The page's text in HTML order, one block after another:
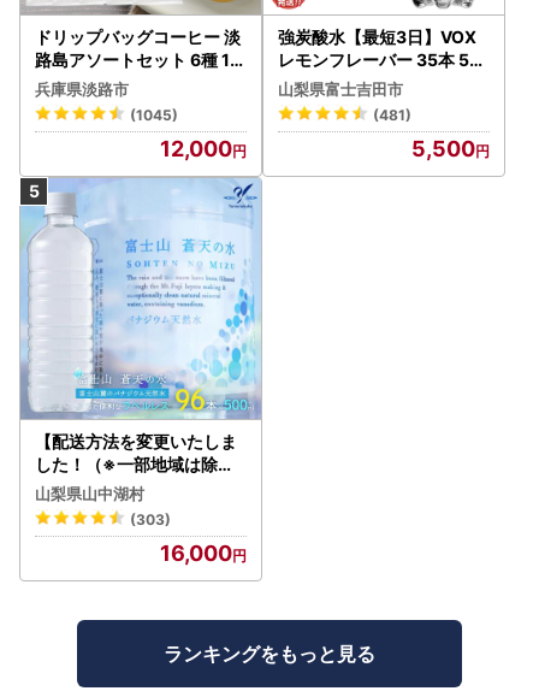
ドリップバッグコーヒー 淡
路島アソートセット 6種 12
0袋 飲み比べ コーヒー
兵庫県淡路市
(1045)
12,000
強炭酸水【最短3日】VOX
レモンフレーバー 35本 50
0ml 【富士吉田市限定カー
トン】炭酸
山梨県富士吉田市
(481)
5,500
【配送方法を変更いたしま
した！（※一部地域は除く
）】＜ラベルレス＞富士山
蒼天の水 500ml×96本（４
ケース）YC001
山梨県山中湖村
(303)
16,000
ランキングをもっと見る